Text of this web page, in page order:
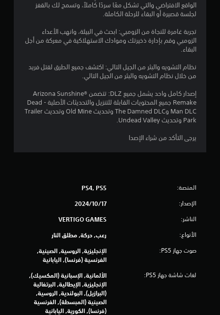
ل
ق
م
ا
الواقع الافتراضي والتي تشكل معًا سردًا كاملاً، وتسمح لك بالقفز
لجلسة قصيرة أو البقاء للرحلة الكاملة.
تجربة غامرة للنجاة من الزومبي: ابحث في البيئة، وانهب الأعداء
الزومبي وقم بإدارة ذخيرتك وموادك الاستهلاكية في معركة من أجل
البقاء.
نظام التشويه والبثر من الجيل التالي: اكتشف جميع الطرق لقتل فريد
من خلال نظام التشويه والبثر من الجيل التالي.
إصدار كامل واحد يشمل جميع DLZ: تتضمن Arizona Sunshine®
Remake جميع المحتويات القابلة للتنزيل والتحديثات الأصلية - Dead
Man DLC وThe Damned DLC وتحديث Old Mine وتحديث Trailer
Park وتحديث Undead Valley.
يرجى التأكد من شراء الإصدا
المنصة: PS4, PS5
الإصدار: 17‏/10‏/2024
الناشر: VERTIGO GAMES
الأنواع: رعب, حركة, مطلق النار
صوت جهاز PS5:
الإنجليزية, الروسية, الصينية,
الفرنسية (فرنسا), اليابانية
لغات شاشة جهاز PS5:
الألمانية, الإسبانية (المكسيك),
الإنجليزية, الإيطالية, البرتغالية
(البرازيل), البولندية, الروسية,
الصينية (المبسطة), الفرنسية
(فرنسا), الكورية, اليابانية